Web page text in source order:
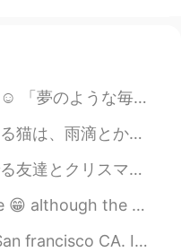
を思い出した。それは本当に大変でした。貧しかった。大学生のごろ、本とか、食べ...
つもまじめに見てます。何かを見ています。多分私が見ることができないものを見て...
ています。彼は走りてカメラの前にに立ちました。彼のお母さんはもう見えなかった。😂
kinda wish there's snow everywhere l...
us 3 hours. The view is just amazingl...